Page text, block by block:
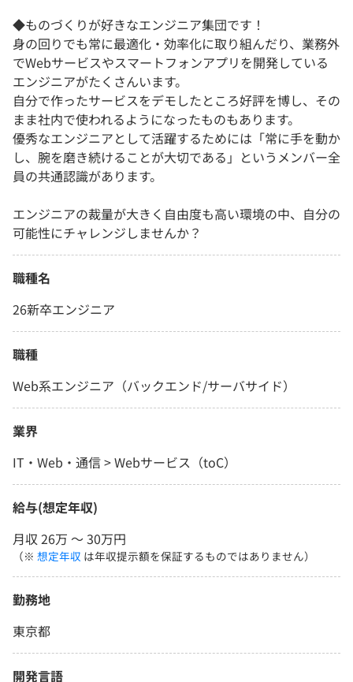
◆ものづくりが好きなエンジニア集団です！
身の回りでも常に最適化・効率化に取り組んだり、業務外
でWebサービスやスマートフォンアプリを開発している
エンジニアがたくさんいます。
自分で作ったサービスをデモしたところ好評を博し、その
まま社内で使われるようになったものもあります。
優秀なエンジニアとして活躍するためには「常に手を動か
し、腕を磨き続けることが大切である」というメンバー全
員の共通認識があります。
エンジニアの裁量が大きく自由度も高い環境の中、自分の
可能性にチャレンジしませんか？
職種名
26新卒エンジニア
職種
Web系エンジニア（バックエンド/サーバサイド）
業界
IT・Web・通信 > Webサービス（toC）
給与(想定年収)
月収 26万 〜 30万円
（※ 想定年収 は年収提示額を保証するものではありません）
勤務地
東京都
開発言語